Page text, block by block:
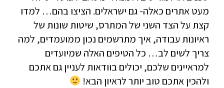
מעט אתרים כאלה- גם ישראלים. הציצו בהם… למדו
קצת על הצד השני של המתרס, שיטות שונות של
ראיונות עבודה, איך מתרשמים נכון ממועמדים, למה
צריך לשים לב… כל הטיפים האלה שמיועדים
למראיינים שלכם, יכולים בוודאות לעניין גם אתכם
ולהכין אתכם טוב יותר לראיון הבא!